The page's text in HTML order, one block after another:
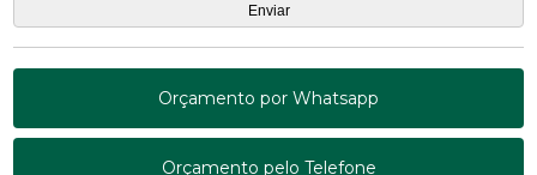
Orçamento por Whatsapp
Orçamento pelo Telefone